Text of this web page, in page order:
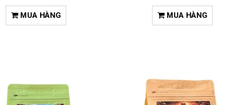
MUA HÀNG MUA HÀNG